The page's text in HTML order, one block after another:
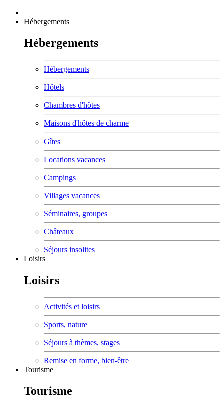
Hébergements
Hébergements
Hébergements
Hôtels
Chambres d'hôtes
Maisons d'hôtes de charme
Gîtes
Locations vacances
Campings
Villages vacances
Séminaires, groupes
Châteaux
Séjours insolites
Loisirs
Loisirs
Activités et loisirs
Sports, nature
Séjours à thèmes, stages
Remise en forme, bien-être
Tourisme
Tourisme